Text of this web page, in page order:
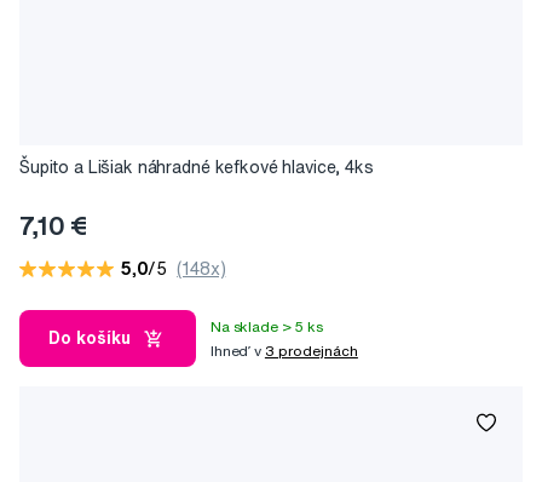
Šupito a Lišiak náhradné kefkové hlavice, 4ks
7,10 €
5,0/5 (148x)
Do košíku
Na sklade > 5 ks
Ihneď v 3 prodejnách